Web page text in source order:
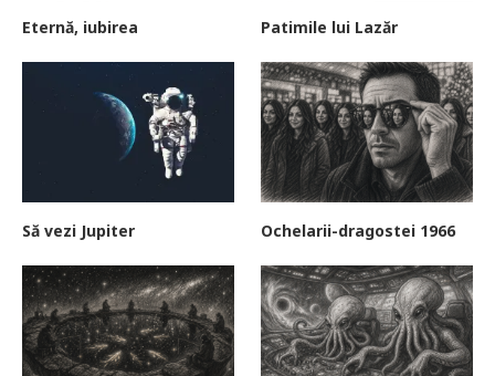
Eternă, iubirea Patimile lui Lazăr
Să vezi Jupiter Ochelarii-dragostei 1966